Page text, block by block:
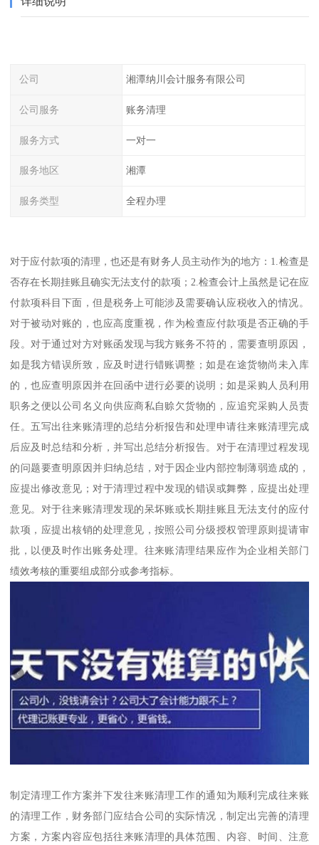
公司 湘潭纳川会计服务有限公司
公司服务 账务清理
服务方式 一对一
服务地区 湘潭
服务类型 全程办理
对于应付款项的清理，也还是有财务人员主动作为的地方：1.检查是
否存在长期挂账且确实无法支付的款项；2.检查会计上虽然是记在应
付款项科目下面，但是税务上可能涉及需要确认应税收入的情况。
对于被动对账的，也应高度重视，作为检查应付款项是否正确的手
段。对于通过对方对账函发现与我方账务不符的，需要查明原因，
如是我方错误所致，应及时进行错账调整；如是在途货物尚未入库
的，也应查明原因并在回函中进行必要的说明；如是采购人员利用
职务之便以公司名义向供应商私自赊欠货物的，应追究采购人员责
任。五写出往来账清理的总结分析报告和处理申请往来账清理完成
后应及时总结和分析，并写出总结分析报告。对于在清理过程发现
的问题要查明原因并归纳总结，对于因企业内部控制薄弱造成的，
应提出修改意见；对于清理过程中发现的错误或舞弊，应提出处理
意见。对于往来账清理发现的呆坏账或长期挂账且无法支付的应付
款项，应提出核销的处理意见，按照公司分级授权管理原则提请审
批，以便及时作出账务处理。往来账清理结果应作为企业相关部门
绩效考核的重要组成部分或参考指标。
制定清理工作方案并下发往来账清理工作的通知为顺利完成往来账
的清理工作，财务部门应结合公司的实际情况，制定出完善的清理
方案，方案内容应包括往来账清理的具体范围、内容、时间、注意